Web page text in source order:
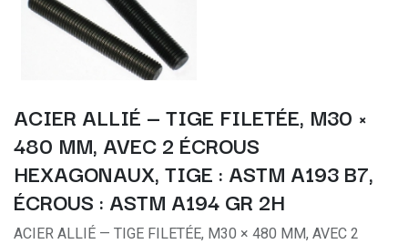
ACIER ALLIÉ — TIGE FILETÉE, M30 ×
480 MM, AVEC 2 ÉCROUS
HEXAGONAUX, TIGE : ASTM A193 B7,
ÉCROUS : ASTM A194 GR 2H
ACIER ALLIÉ — TIGE FILETÉE, M30 × 480 MM, AVEC 2